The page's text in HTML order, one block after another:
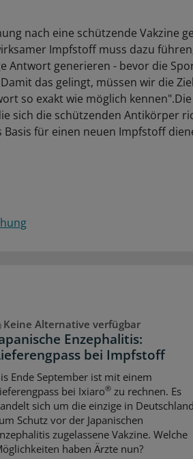
nach eine schützende Vakzine
Impfstoff muss dazu
Antwort generieren - bevor die
das gelingt, müssen wir die
so exakt wie möglich
sich die schützenden Antikörper
Basis für einen neuen Impfstoff
Keine Alternative verfügbar
Enzephalitis:
bei Impfstoff
Ende September ist mit einem
bei Ixiaro®zu rechnen. Es
sich um die einzige in Deutschland
Schutz vor der Japanischen
zugelassene Vakzine. Welche
haben Ärzte nun?